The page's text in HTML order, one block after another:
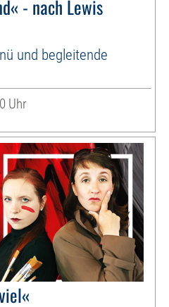
- nach Lewis
und begleitende
Uhr